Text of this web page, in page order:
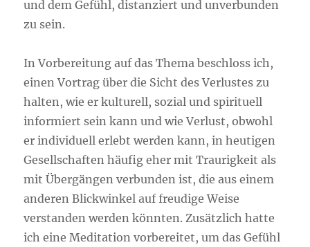
und dem Gefühl, distanziert und unverbunden
zu sein.
In Vorbereitung auf das Thema beschloss ich,
einen Vortrag über die Sicht des Verlustes zu
halten, wie er kulturell, sozial und spirituell
informiert sein kann und wie Verlust, obwohl
er individuell erlebt werden kann, in heutigen
Gesellschaften häufig eher mit Traurigkeit als
mit Übergängen verbunden ist, die aus einem
anderen Blickwinkel auf freudige Weise
verstanden werden könnten. Zusätzlich hatte
ich eine Meditation vorbereitet, um das Gefühl